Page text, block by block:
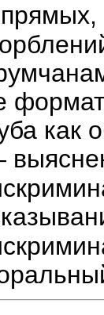
как